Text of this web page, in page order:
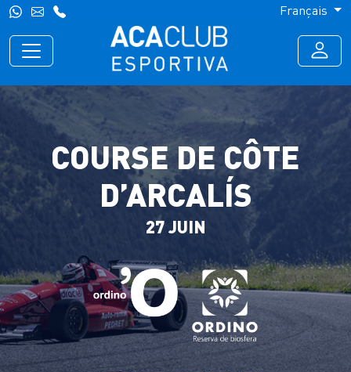
Français
COURSE DE CÔTE
D’ARCALÍS
27 JUIN